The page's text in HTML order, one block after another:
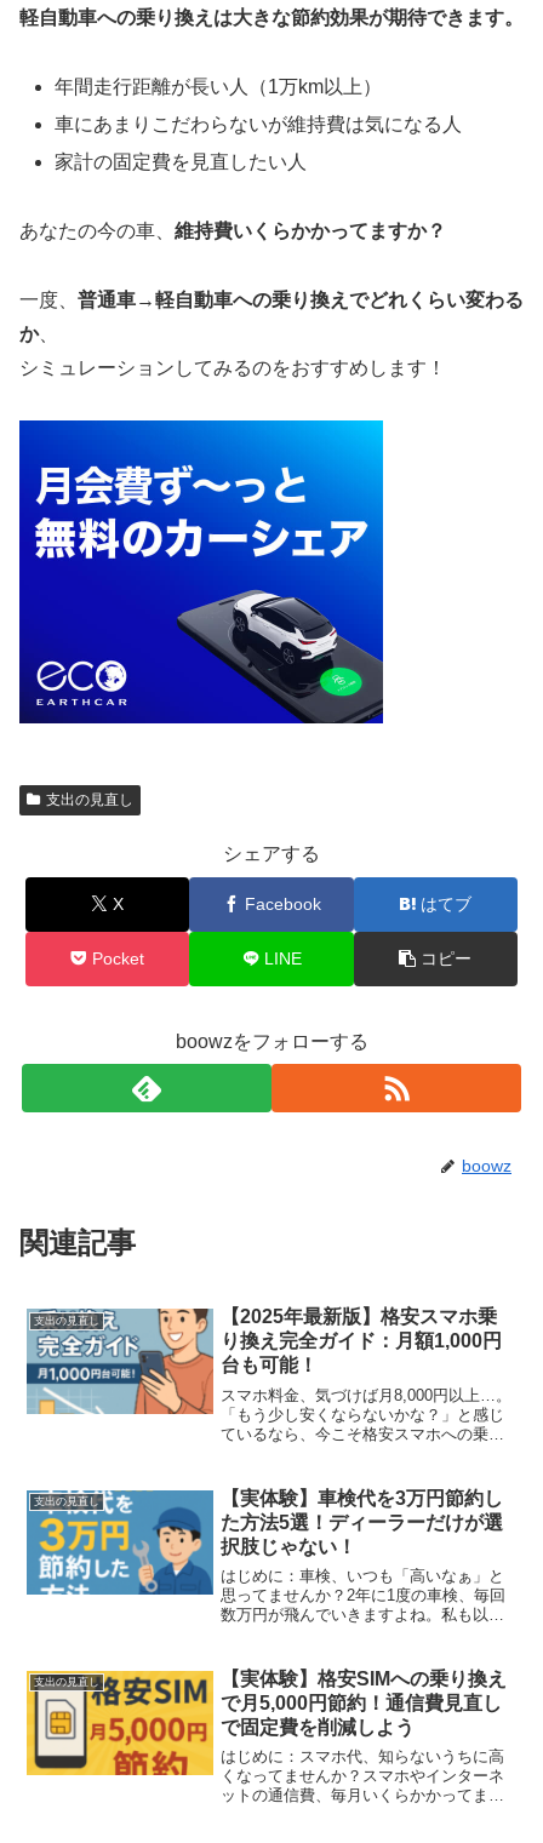
軽自動車への乗り換えは大きな節約効果が期待できます。
年間走行距離が長い人（1万km以上）
車にあまりこだわらないが維持費は気になる人
家計の固定費を見直したい人
あなたの今の車、 維持費いくらかかってますか？
一度、 普通車→軽自動車への乗り換えでどれくらい変わる
か、
シミュレーションしてみるのをおすすめします！
支出の見直し
シェアする
X Facebook はてブ
Pocket LINE コピー
boowzをフォローする
boowz
関連記事
支出の見直し
【2025年最新版】格安スマホ乗
り換え完全ガイド：月額1,000円
台も可能！
スマホ料金、気づけば月8,000円以上…。
「もう少し安くならないかな？」と感じ
ているなら、今こそ格安スマホへの乗り
台から使える格安スマホの選び方・乗り
換え手順・...
支出の見直し
【実体験】車検代を3万円節約し
た方法5選！ディーラーだけが選
択肢じゃない！
はじめに：車検、いつも「高いなぁ」と
思ってませんか？2年に1度の車検、毎回
数万円が飛んでいきますよね。私も以前
いかない気持ちがずっとありました。そ
こで、思い切って車検...
支出の見直し
【実体験】格安SIMへの乗り換え
で月5,000円節約！通信費見直し
で固定費を削減しよう
はじめに：スマホ代、知らないうちに高
くなってませんか？スマホやインターネ
ットの通信費、毎月いくらかかってます